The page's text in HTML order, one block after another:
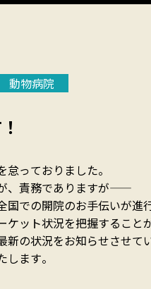
動物病院
っておりました。
責務でありますが―――――
の開院のお手伝いが進行中と
ット状況を把握すること
の状況をお知らせさせて
ます。